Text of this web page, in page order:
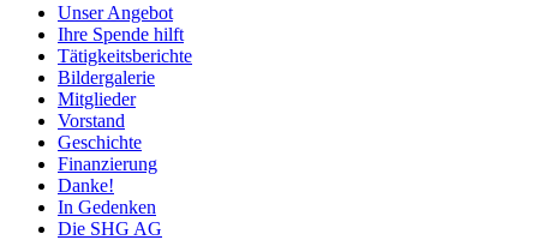
Unser Angebot
Ihre Spende hilft
Tätigkeitsberichte
Bildergalerie
Mitglieder
Vorstand
Geschichte
Finanzierung
Danke!
In Gedenken
Die SHG AG